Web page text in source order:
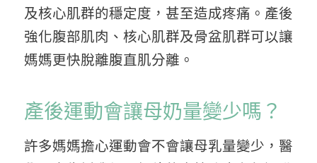
及核心肌群的穩定度，甚至造成疼痛。產後
強化腹部肌肉、核心肌群及骨盆肌群可以讓
媽媽更快脫離腹直肌分離。
產後運動會讓母奶量變少嗎？
許多媽媽擔心運動會不會讓母乳量變少，醫